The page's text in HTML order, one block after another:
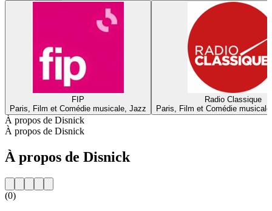
FIP
Paris, Film et Comédie musicale, Jazz
Radio Classique
Paris, Film et Comédie
À propos de Disnick
À propos de Disnick
À propos de Disnick
(0)